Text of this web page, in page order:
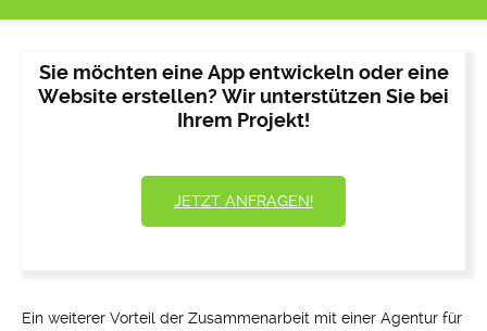
Sie möchten eine App entwickeln oder eine
Website erstellen? Wir unterstützen Sie bei
Ihrem Projekt!
JETZT ANFRAGEN!
Ein weiterer Vorteil der Zusammenarbeit mit einer Agentur für